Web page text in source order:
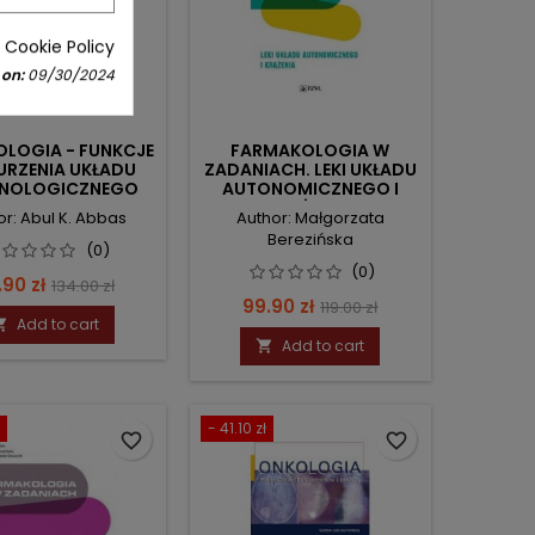
- FUNKCJE
UKŁADU
Abul K. Abbas
(0)
zł Regular
price
134.00 zł
Add to cart
FARMAKOLOGIA W
ZADANIACH. LEKI UKŁADU
AUTONOMICZNEGO I
KRĄŻENIA.
Author: Małgorzata
Berezińska
(0)
Price
99.90 zł Regular
price
119.00 zł
 Add to cart
favorite_border
- 41.10 zł
favorite_border
Policy
09/30/2024